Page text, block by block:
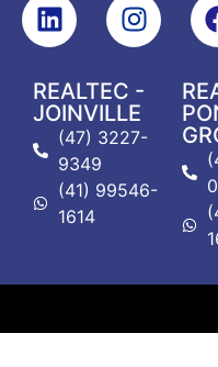
REALTEC -
JOINVILLE
(47) 3227-
9349
(41) 99546-
1614